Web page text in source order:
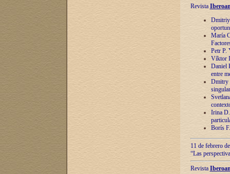
Revista
Dmitriy
María
Petr P.
Víktor
Daniel
entre
Dmitry
Irina
Borís
11 de febrero
“Las
Revista